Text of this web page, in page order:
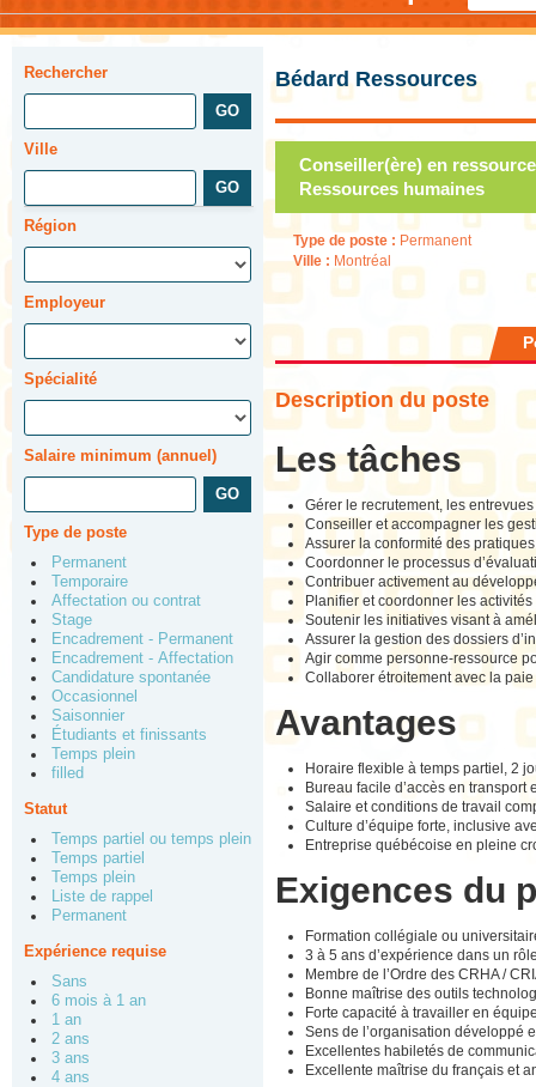
Rechercher
Ville
Région
Employeur
Spécialité
Salaire minimum (annuel)
Type de poste
Permanent
Temporaire
Affectation ou contrat
Stage
Encadrement - Permanent
Encadrement - Affectation
Candidature spontanée
Occasionnel
Saisonnier
Étudiants et finissants
Temps plein
filled
Statut
Temps partiel ou temps plein
Temps partiel
Temps plein
Liste de rappel
Permanent
Expérience requise
Sans
6 mois à 1 an
1 an
2 ans
3 ans
4 ans
Bédard Ressources
Conseiller(ère) en
Ressources humaines
Type de poste : Permanent
Ville : Montréal
Description du poste
Les tâches
Gérer le recrutement, les
Conseiller et accompagner les
Assurer la conformité des
Coordonner le processus
Contribuer activement au
Planifier et coordonner les
Soutenir les initiatives visant à
Assurer la gestion des dossiers
Agir comme personne-ressource
Collaborer étroitement avec la
Avantages
Horaire flexible à temps partiel, 2
Bureau facile d’accès en
Salaire et conditions de travail
Culture d’équipe forte, inclusive
Entreprise québécoise en pleine
Exigences du
Formation collégiale ou
3 à 5 ans d’expérience dans un
Membre de l’Ordre des CRHA /
Bonne maîtrise des outils
Forte capacité à travailler en
Sens de l’organisation développé
Excellentes habiletés de
Excellente maîtrise du français et